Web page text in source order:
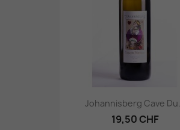
Johannisberg Cave Du...
19,50 CHF